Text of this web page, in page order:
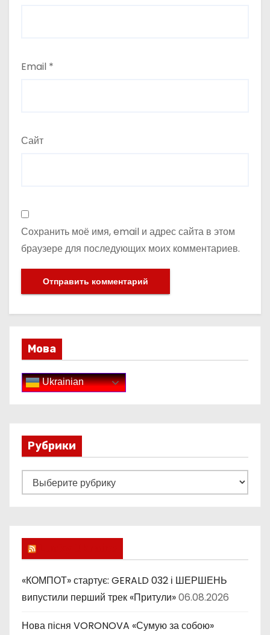
Email *
Сайт
Сохранить моё имя, email и адрес сайта в этом
браузере для последующих моих комментариев.
Мова
Ukrainian
Рубрики
у
к
и
«КОМПОТ» стартує: GERALD 032 і ШЕРШЕНЬ
випустили перший трек «Притули»06.08.2026
Нова пісня VORONOVA «Сумую за собою»